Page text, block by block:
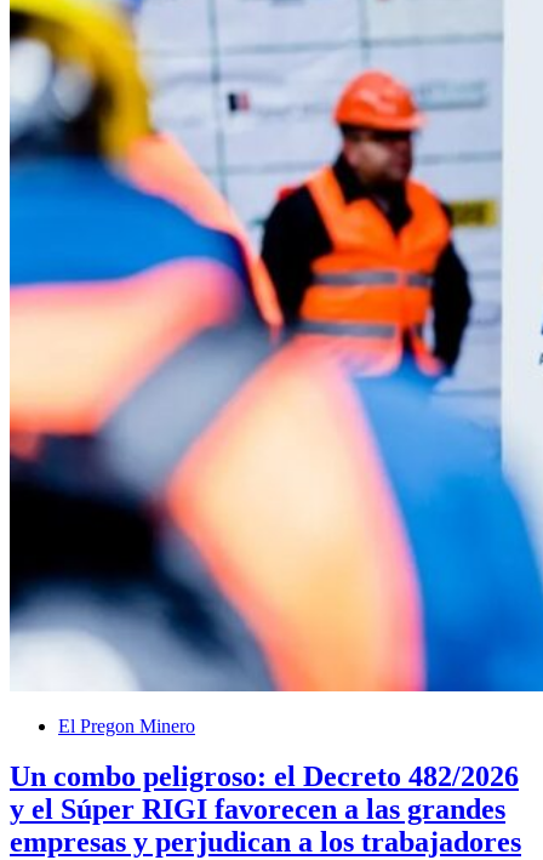
El Pregon Minero
Un combo peligroso: el Decreto 482/2026
y el Súper RIGI favorecen a las grandes
empresas y perjudican a los trabajadores